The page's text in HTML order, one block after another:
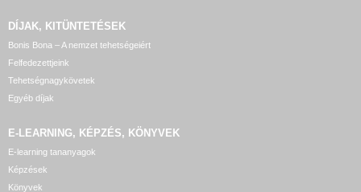
DÍJAK, KITÜNTETÉSEK
Bonis Bona – A nemzet tehetségeiért
Felfedezettjeink
Tehetségnagykövetek
Egyéb díjak
E-LEARNING, KÉPZÉS, KÖNYVEK
E-learning tananyagok
Képzések
Könyvek